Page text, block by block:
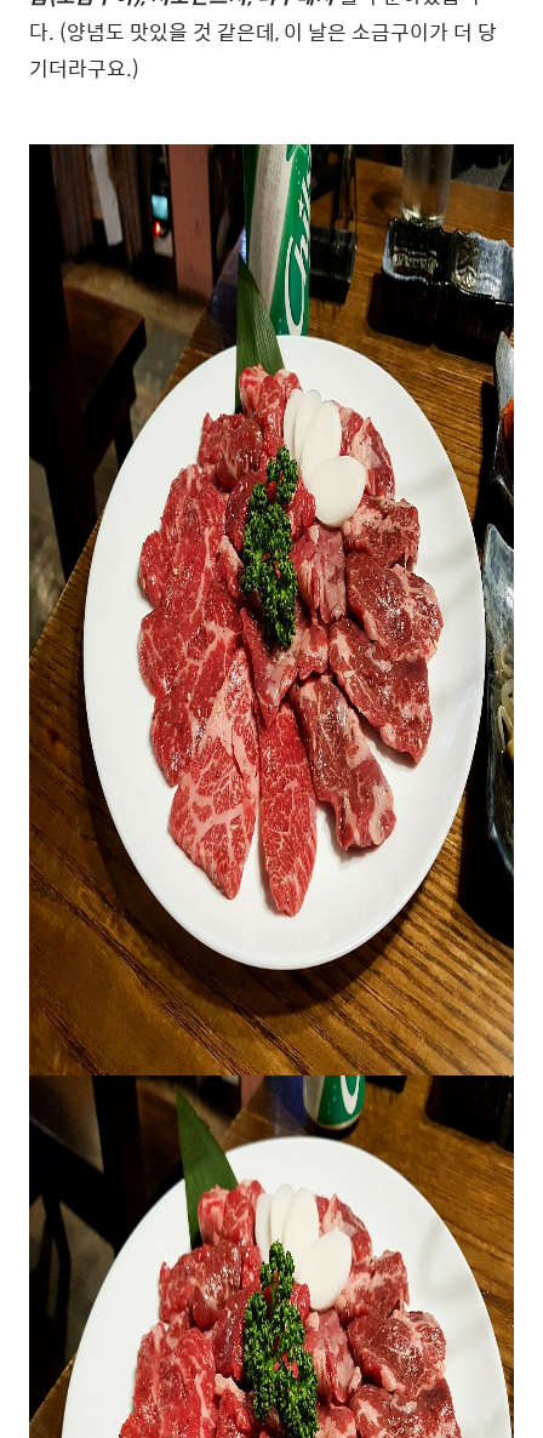
다. (양념도 맛있을 것 같은데, 이 날은 소금구이가 더 당
기더라구요.)